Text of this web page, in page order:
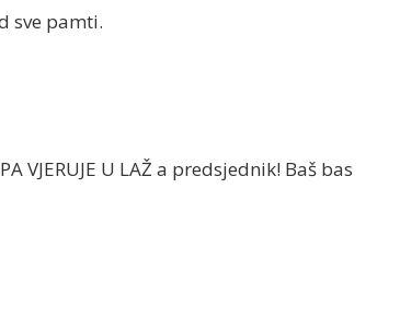
sve pamti.
VJERUJE U LAŽ a predsjednik! Baš bas